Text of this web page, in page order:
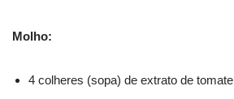
Molho:
4 colheres (sopa) de extrato de tomate